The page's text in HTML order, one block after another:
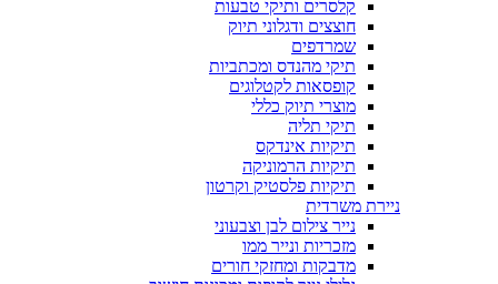
קלסרים ותיקי טבעות
חוצצים ודגלוני תיוק
שמרדפים
תיקי מהנדס ומכתביות
קופסאות לקטלוגים
מוצרי תיוק כללי
תיקי תליה
תיקיות אינדקס
תיקיות הרמוניקה
תיקיות פלסטיק וקרטון
ניירת משרדית
נייר צילום לבן וצבעוני
מזכריות ונייר ממו
מדבקות ומחזקי חורים